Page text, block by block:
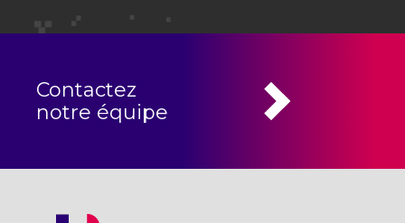
Contactez
notre équipe